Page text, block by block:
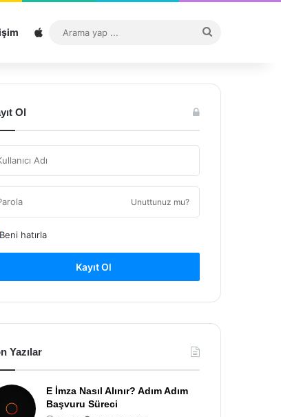
Sitemap
...
Ol
Unuttunuz mu?
Beni hatırla
Kayıt Ol
Yazılar
E İmza Nasıl Alınır? Adım Adım
Başvuru Süreci